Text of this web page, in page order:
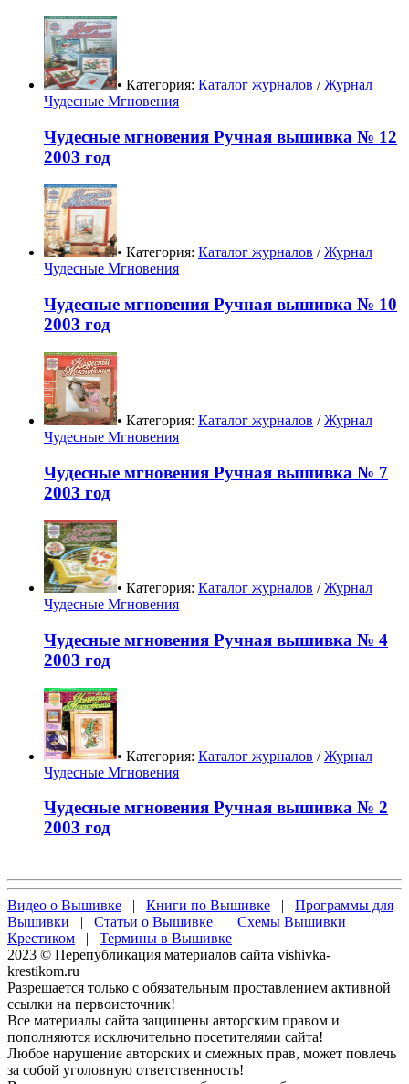
• Категория: Каталог журналов /Журнал
Чудесные Мгновения
Чудесные мгновения Ручная вышивка № 12
2003 год
• Категория: Каталог журналов /Журнал
Чудесные Мгновения
Чудесные мгновения Ручная вышивка № 10
2003 год
• Категория: Каталог журналов /Журнал
Чудесные Мгновения
Чудесные мгновения Ручная вышивка № 7
2003 год
• Категория: Каталог журналов /Журнал
Чудесные Мгновения
Чудесные мгновения Ручная вышивка № 4
2003 год
• Категория: Каталог журналов /Журнал
Чудесные Мгновения
Чудесные мгновения Ручная вышивка № 2
2003 год
Видео о Вышивке | Книги по Вышивке | Программы для
Вышивки | Статьи о Вышивке | Схемы Вышивки
Крестиком | Термины в Вышивке
2023 © Перепубликация материалов сайта vishivka-
krestikom.ru
Разрешается только с обязательным проставлением активной
ссылки на первоисточник!
Все материалы сайта защищены авторским правом и
пополняются исключительно посетителями сайта!
Любое нарушение авторских и смежных прав, может повлечь
за собой уголовную ответственность!